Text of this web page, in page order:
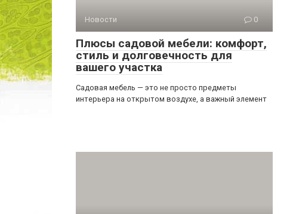
Новости 0
Плюсы садовой мебели: комфорт,
стиль и долговечность для
вашего участка
Садовая мебель — это не просто предметы
интерьера на открытом воздухе, а важный элемент